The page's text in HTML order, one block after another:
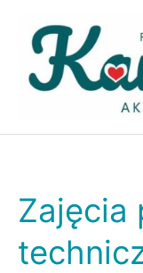
treści
Zajęcia
Zajęcia
plastyczno-
techniczne